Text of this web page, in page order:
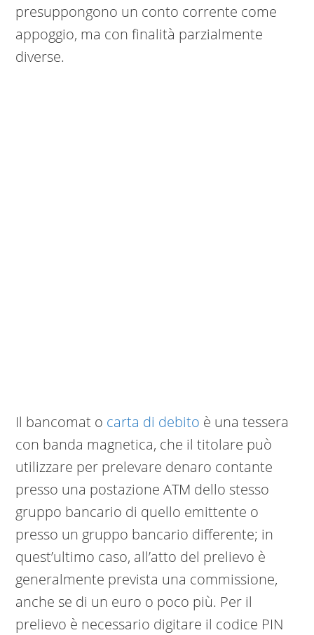
presuppongono un conto corrente come
appoggio, ma con finalità parzialmente
diverse.
Il bancomat o carta di debito è una tessera
con banda magnetica, che il titolare può
utilizzare per prelevare denaro contante
presso una postazione ATM dello stesso
gruppo bancario di quello emittente o
presso un gruppo bancario differente; in
quest’ultimo caso, all’atto del prelievo è
generalmente prevista una commissione,
anche se di un euro o poco più. Per il
prelievo è necessario digitare il codice PIN